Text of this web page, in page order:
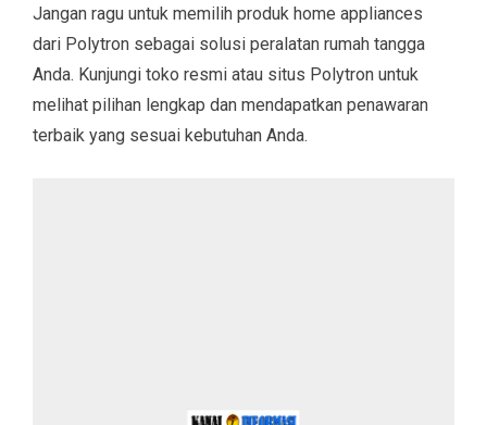
Jangan ragu untuk memilih produk home appliances
dari Polytron sebagai solusi peralatan rumah tangga
Anda. Kunjungi toko resmi atau situs Polytron untuk
melihat pilihan lengkap dan mendapatkan penawaran
terbaik yang sesuai kebutuhan Anda.